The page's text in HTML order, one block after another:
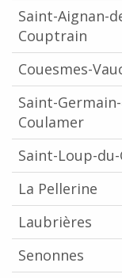
Saint-Aignan-
Couptrain
Couesmes-
Saint-
Coulamer
Saint-Loup-
La Pellerine
Laubrières
Senonnes